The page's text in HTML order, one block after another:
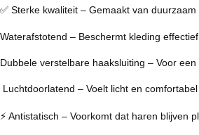
✅ Sterke kwaliteit – Gemaakt van
Waterafstotend – Beschermt kleding
Dubbele verstelbare haaksluiting – Voor
Luchtdoorlatend – Voelt licht en
⚡ Antistatisch – Voorkomt dat haren blijven